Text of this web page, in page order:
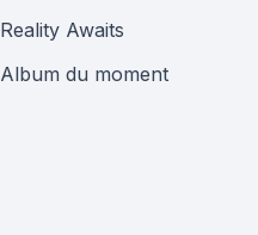
Reality Awaits
Album du moment